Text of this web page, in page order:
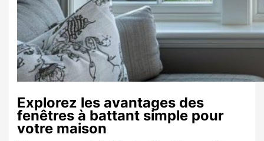
Explorez les avantages des
fenêtres à battant simple pour
votre maison